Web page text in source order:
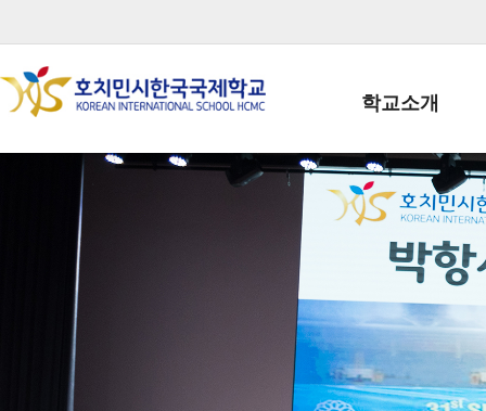
학교소개
학교장인사말
학생회장인사말
학교상징
학교 CI
교직원현황
학생현황